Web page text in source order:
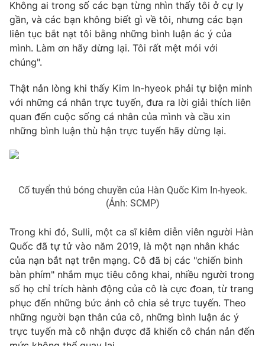
Không ai trong số các bạn từng nhìn thấy tôi ở cự ly
gần, và các bạn không biết gì về tôi, nhưng các bạn
liên tục bắt nạt tôi bằng những bình luận ác ý của
mình. Làm ơn hãy dừng lại. Tôi rất mệt mỏi với
chúng".
Thật nản lòng khi thấy Kim In-hyeok phải tự biện minh
với những cá nhân trực tuyến, đưa ra lời giải thích liên
quan đến cuộc sống cá nhân của mình và cầu xin
những bình luận thù hận trực tuyến hãy dừng lại.
Cố tuyển thủ bóng chuyền của Hàn Quốc Kim In-hyeok.
(Ảnh: SCMP)
Trong khi đó, Sulli, một ca sĩ kiêm diễn viên người Hàn
Quốc đã tự tử vào năm 2019, là một nạn nhân khác
của nạn bắt nạt trên mạng. Cô đã bị các "chiến binh
bàn phím" nhắm mục tiêu công khai, nhiều người trong
số họ chỉ trích hành động của cô là cực đoan, từ trang
phục đến những bức ảnh cô chia sẻ trực tuyến. Theo
những người bạn thân của cô, những bình luận ác ý
trực tuyến mà cô nhận được đã khiến cô chán nản đến